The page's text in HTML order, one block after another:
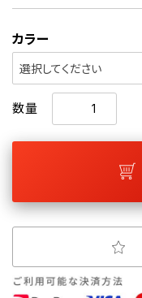
カラー
選択してください
数量